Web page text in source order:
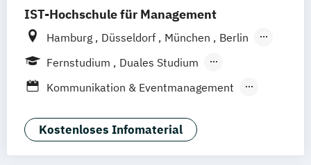
IST-Hochschule für Management
Hamburg Düsseldorf München
Berlin
Weil am Rhein
Frankfurt am Main
Fernstudium
Duales Studium
Fernlehrgang
Kommunikation & Eventmanagement
Kommunikation & Medienmanagement
(Duales Studium)
Kostenloses Infomaterial